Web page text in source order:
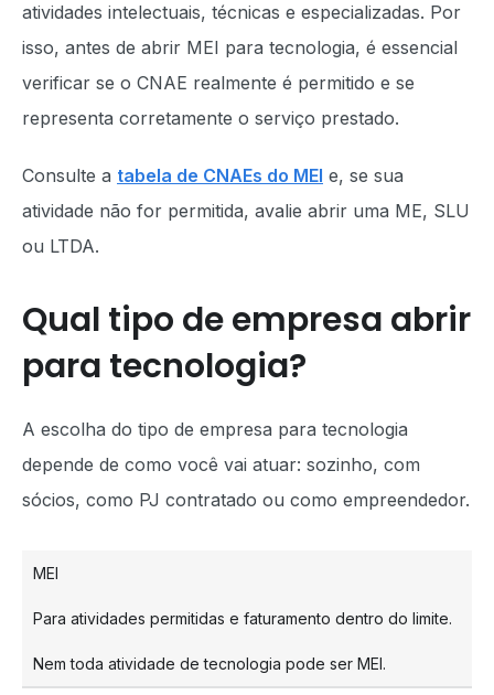
atividades intelectuais, técnicas e especializadas. Por
isso, antes de abrir MEI para tecnologia, é essencial
verificar se o CNAE realmente é permitido e se
representa corretamente o serviço prestado.
Consulte a tabela de CNAEs do MEI e, se sua
atividade não for permitida, avalie abrir uma ME, SLU
ou LTDA.
Qual tipo de empresa abrir
para tecnologia?
A escolha do tipo de empresa para tecnologia
depende de como você vai atuar: sozinho, com
sócios, como PJ contratado ou como empreendedor.
MEI
Para atividades permitidas e faturamento dentro do limite.
Nem toda atividade de tecnologia pode ser MEI.